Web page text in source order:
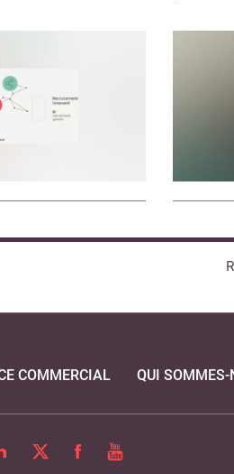
COMMERCIAL QUI SOMMES-
TWITTERFACEBOOK
YOUTUBE